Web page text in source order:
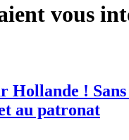
vous
Hollande !
au patronat